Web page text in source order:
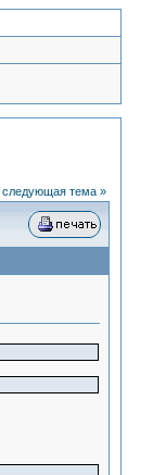
следующая тема »